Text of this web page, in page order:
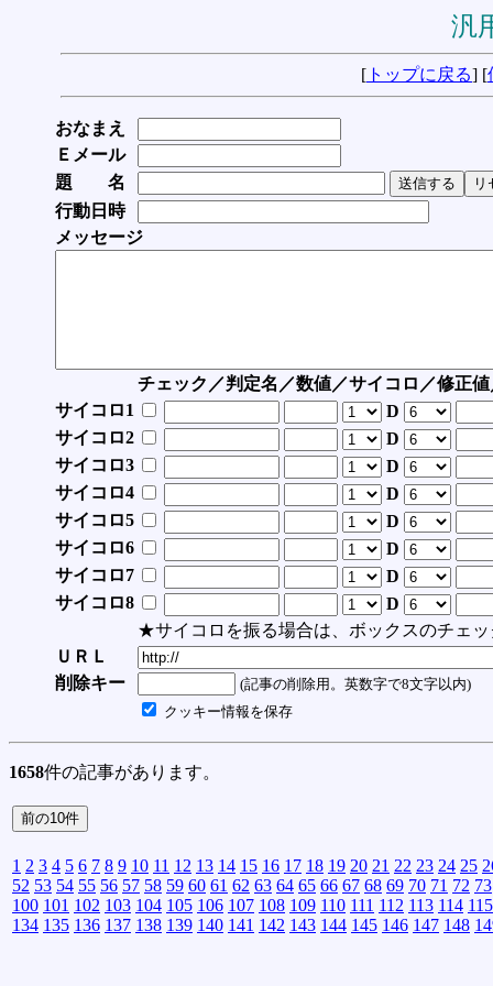
汎
[ トップに戻る] [
おなまえ
Ｅメール
題 名
行動日時
メッセージ
チェック／判定名／数値／サイコロ／修正
サイコロ1
D
サイコロ2
D
サイコロ3
D
サイコロ4
D
サイコロ5
D
サイコロ6
D
サイコロ7
D
サイコロ8
D
★サイコロを振る場合は、ボックスのチェッ
ＵＲＬ
削除キー
(記事の削除用。英数字で8文字以内)
クッキー情報を保存
1658件の記事があります。
1 2 3 4 5 6 7 8 9 10 11 12 13 14 15 16 17 18 19 20 21 22 23 24 25
52 53 54 55 56 57 58 59 60 61 62 63 64 65 66 67 68 69 70 71 72 73
100 101 102 103 104 105 106 107 108 109 110 111 112 113 114 115
134 135 136 137 138 139 140 141 142 143 144 145 146 147 148